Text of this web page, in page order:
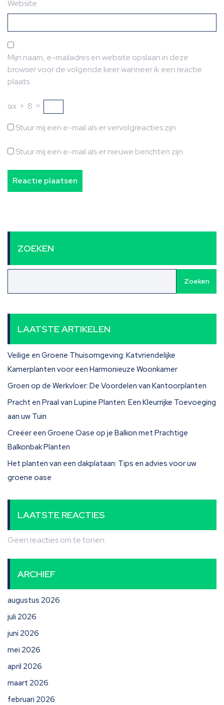
Website
Mijn naam, e-mailadres en website opslaan in deze
browser voor de volgende keer wanneer ik een reactie
plaats.
six × 8 =
Stuur mij een e-mail als er vervolgreacties zijn.
Stuur mij een e-mail als er nieuwe berichten zijn.
ZOEKEN
Zoeken
LAATSTE ARTIKELEN
Veilige en Groene Thuisomgeving: Katvriendelijke
Kamerplanten voor een Harmonieuze Woonkamer
Groen op de Werkvloer: De Voordelen van Kantoorplanten
Pracht en Praal van Lupine Planten: Een Kleurrijke Toevoeging
aan uw Tuin
Creëer een Groene Oase op je Balkon met Prachtige
Balkonbak Planten
Het planten van een dakplataan: Tips en advies voor uw
groene oase
LAATSTE REACTIES
Geen reacties om te tonen.
ARCHIEF
augustus 2026
juli 2026
juni 2026
mei 2026
april 2026
maart 2026
februari 2026